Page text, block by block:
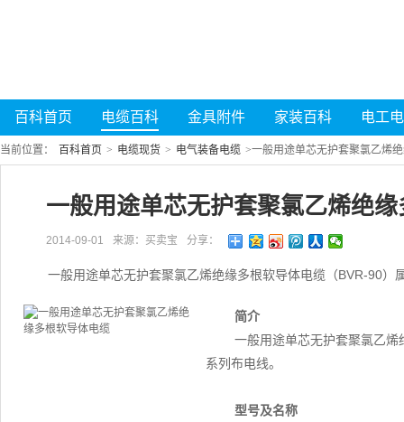
百科首页 电缆百科 金具附件 家装百科 电工
当前位置： 百科首页 > 电缆现货 > 电气装备电缆 >一般用途单芯无护套聚氯乙烯
一般用途单芯无护套聚氯乙烯绝
2014-09-01 来源：买卖宝 分享：
一般用途单芯无护套聚氯乙烯绝缘多根软导体电缆（BVR-90）
简介
一般用途单芯无护套聚氯乙
系列布电线。
型号及名称